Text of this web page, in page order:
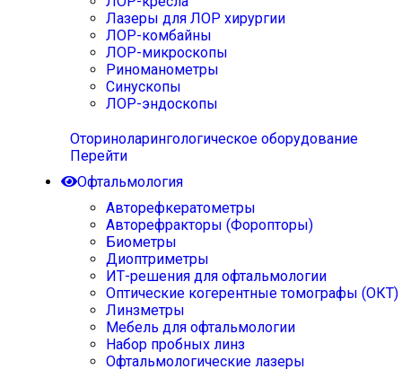
Лазеры для ЛОР хирургии
ЛОР-комбайны
ЛОР-микроскопы
Риноманометры
Синускопы
ЛОР-эндоскопы
Оториноларингологическое оборудование
Перейти
Офтальмология
Авторефкератометры
Авторефракторы (Форопторы)
Биометры
Диоптриметры
ИТ-решения для офтальмологии
Оптические когерентные томографы (ОКТ)
Линзметры
Мебель для офтальмологии
Набор пробных линз
Офтальмологические лазеры